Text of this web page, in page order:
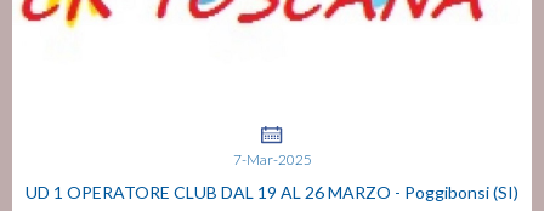
7-Mar-2025
UD 1 OPERATORE CLUB DAL 19 AL 26 MARZO - Poggibonsi (SI)